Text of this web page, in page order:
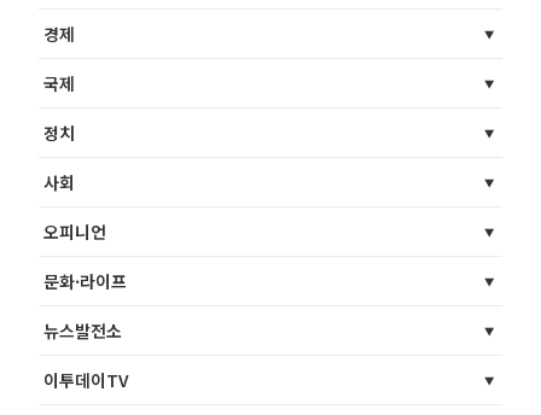
경제
국제
정치
사회
오피니언
문화·라이프
뉴스발전소
이투데이TV